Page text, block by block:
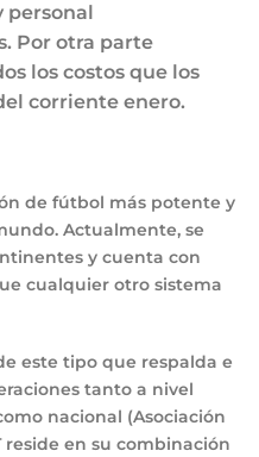
Por otra parte
los costos que los
corriente enero.
de fútbol más potente y
Actualmente, se
y cuenta con
cualquier otro sistema
este tipo que respalda e
tanto a nivel
nacional (Asociación
reside en su combinación